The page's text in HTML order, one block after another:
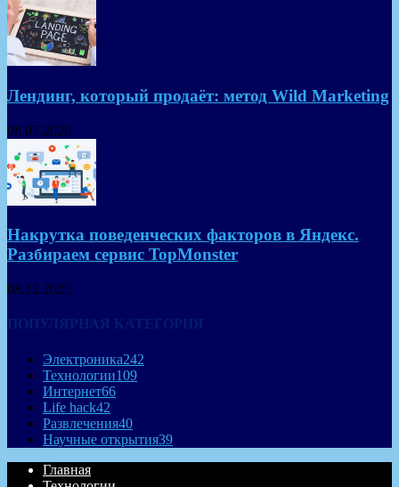
Лендинг, который продаёт: метод Wild Marketing
08.07.2026
Накрутка поведенческих факторов в Яндекс.
Разбираем сервис TopMonster
08.12.2025
ПОПУЛЯРНАЯ КАТЕГОРИЯ
Электроника242
Технологии109
Интернет66
Life hack42
Развлечения40
Научные открытия39
Главная